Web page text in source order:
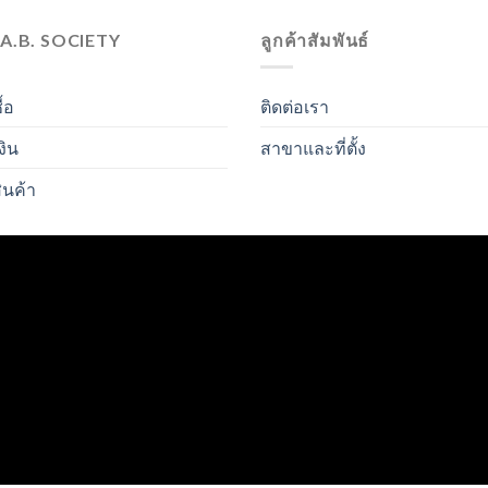
SOCIETY
น
ค้า
ลูกค้าสัมพันธ์
ติดต่อเรา
สาขาและที่ตั้ง